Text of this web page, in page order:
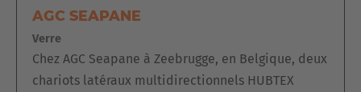
directement à la main par un autre opérateur.
AGC SEAPANE
Verre
Chez AGC Seapane à Zeebrugge, en Belgique, deux
chariots latéraux multidirectionnels HUBTEX